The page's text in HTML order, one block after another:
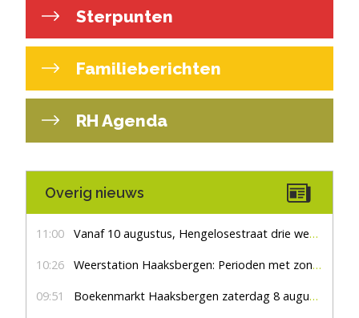
Sterpunten
Familieberichten
RH Agenda
Overig nieuws
11:00 Vanaf 10 augustus, Hengelosestraat drie weken dicht voor doorgaand verkeer
10:26 Weerstation Haaksbergen: Perioden met zon en droog
09:51 Boekenmarkt Haaksbergen zaterdag 8 augustus, marktplein Haaksbergen